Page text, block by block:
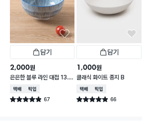
담기
2,000원
은은한 블루 라인 대접 13.5
cm
택배배송매장픽업
별점 4.9점 67
건 작성
담기
1,000원
클래식 화이트 종지 B
택배배송매장픽업
별점 4.9점 66
건 작성